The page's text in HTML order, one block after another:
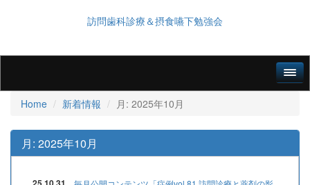
訪問歯科診療＆摂食嚥下勉強会
Home 新着情報 月: 2025年10月
月: 2025年10月